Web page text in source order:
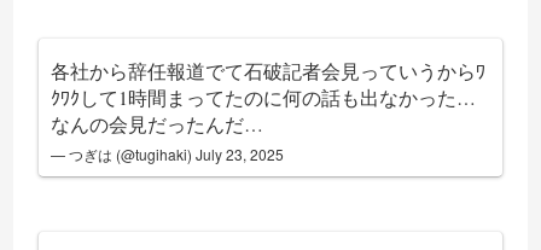
各社から辞任報道でて石破記者会見っていうからﾜ
ｸﾜｸして1時間まってたのに何の話も出なかった…
なんの会見だったんだ…
— つぎは (@tugihaki)July 23, 2025